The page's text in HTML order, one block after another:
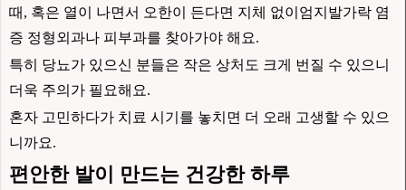
때, 혹은 열이 나면서 오한이 든다면 지체 없이엄지발가락 염
증 정형외과나 피부과를 찾아가야 해요.
특히 당뇨가 있으신 분들은 작은 상처도 크게 번질 수 있으니
더욱 주의가 필요해요.
혼자 고민하다가 치료 시기를 놓치면 더 오래 고생할 수 있으
니까요.
편안한 발이 만드는 건강한 하루